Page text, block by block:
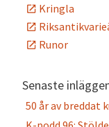
Kringla
Runor
Senaste
50 år av